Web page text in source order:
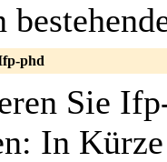
phd
Sie
In